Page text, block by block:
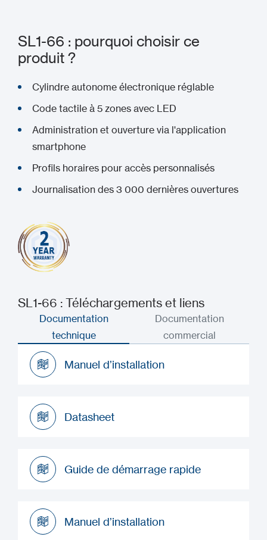
SL1-66 : pourquoi choisir ce
produit ?
Cylindre autonome électronique réglable
Code tactile à 5 zones avec LED
Administration et ouverture via l'application
smartphone
Profils horaires pour accès personnalisés
Journalisation des 3 000 dernières ouvertures
SL1-66 : Téléchargements et liens
Documentation
technique
Documentation
commercial
Manuel d’installation
Datasheet
Guide de démarrage rapide
Manuel d’installation